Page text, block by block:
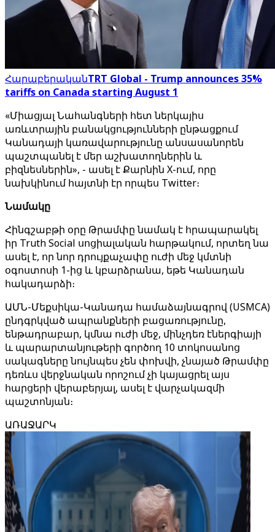
ՀարաբերականTRT Global - Trump announces 35%
tariffs on Canada starting August 1
«Միացյալ Նահանգների հետ ներկայիս
առևտրային բանակցությունների ընթացքում
Կանադայի կառավարությունը անսասանորեն
պաշտպանել է մեր աշխատողներին և
բիզնեսներին», - ասել է Քարնին X-ում, որը
նախկինում հայտնի էր որպես Twitter։
Նամակը
Հինգշաբթի օրը Թրամփը նամակ է հրապարակել
իր Truth Social սոցիալական հարթակում, որտեղ նա
ասել է, որ նոր դրույքաչափը ուժի մեջ կմտնի
օգոստոսի 1-ից և կբարձրանա, եթե Կանադան
հակադարձի։
ԱՄՆ-Մեքսիկա-Կանադա համաձայնագրով (USMCA)
ընդգրկված ապրանքների բացառությունը,
ենթադրաբար, կմնա ուժի մեջ, մինչդեռ էներգիայի
և պարարտանյութերի գործող 10 տոկոսանոց
սակագները նույնպես չեն փոխվի, չնայած Թրամփը
դեռևս վերջնական որոշում չի կայացրել այս
հարցերի վերաբերյալ, ասել է վարչակազմի
պաշտոնյան։
ԱՌԱՋԱՐԿ